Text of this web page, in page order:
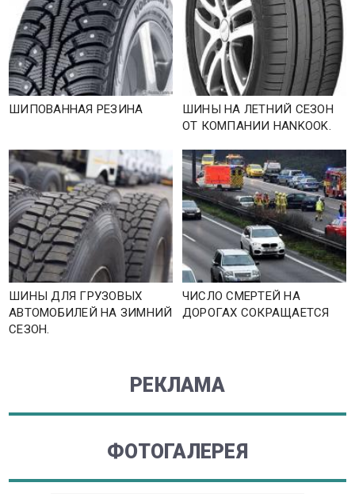
ШИПОВАННАЯ РЕЗИНА
ШИНЫ НА ЛЕТНИЙ СЕЗОН
ОТ КОМПАНИИ HANKOOK.
ШИНЫ ДЛЯ ГРУЗОВЫХ
АВТОМОБИЛЕЙ НА ЗИМНИЙ
СЕЗОН.
ЧИСЛО СМЕРТЕЙ НА
ДОРОГАХ СОКРАЩАЕТСЯ
РЕКЛАМА
ФОТОГАЛЕРЕЯ